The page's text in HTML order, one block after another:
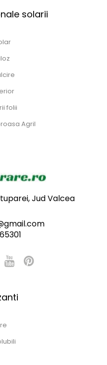
solarii
folii
Agril
Jud Valcea